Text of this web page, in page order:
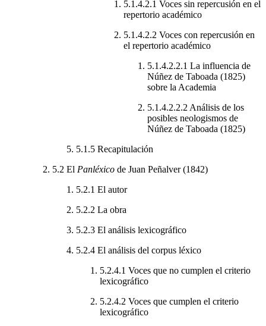
5.1.4.2.1 Voces sin repercusión en el
repertorio académico
5.1.4.2.2 Voces con repercusión en
el repertorio académico
5.1.4.2.2.1 La influencia de
Núñez de Taboada (1825)
sobre la Academia
5.1.4.2.2.2 Análisis de los
posibles neologismos de
Núñez de Taboada (1825)
5.1.5 Recapitulación
5.2 El Panléxico de Juan Peñalver (1842)
5.2.1 El autor
5.2.2 La obra
5.2.3 El análisis lexicográfico
5.2.4 El análisis del corpus léxico
5.2.4.1 Voces que no cumplen el criterio
lexicográfico
5.2.4.2 Voces que cumplen el criterio
lexicográfico